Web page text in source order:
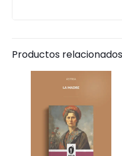
Productos relacionados